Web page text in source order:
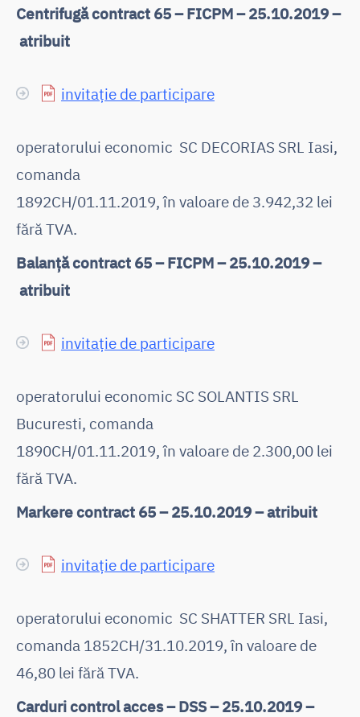
Centrifugă contract 65 – FICPM – 25.10.2019 –
atribuit
invitație de participare
operatorului economic SC DECORIAS SRL Iasi,
comanda
1892CH/01.11.2019, în valoare de 3.942,32 lei
fără TVA.
Balanță contract 65 – FICPM – 25.10.2019 –
atribuit
invitație de participare
operatorului economic SC SOLANTIS SRL
Bucuresti, comanda
1890CH/01.11.2019, în valoare de 2.300,00 lei
fără TVA.
Markere contract 65 – 25.10.2019 – atribuit
invitație de participare
operatorului economic SC SHATTER SRL Iasi,
comanda 1852CH/31.10.2019, în valoare de
46,80 lei fără TVA.
Carduri control acces – DSS – 25.10.2019 –